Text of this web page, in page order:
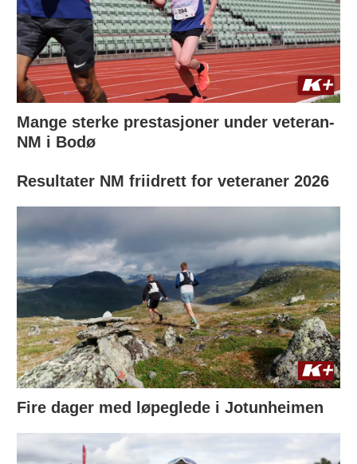
Mange sterke prestasjoner under veteran-
NM i Bodø
Resultater NM friidrett for veteraner 2026
Fire dager med løpeglede i Jotunheimen